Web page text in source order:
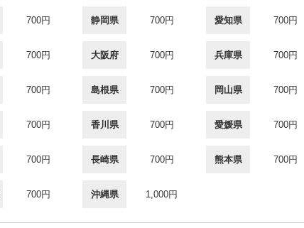
700円 静岡県 700円 愛知県 700円
700円 大阪府 700円 兵庫県 700円
700円 島根県 700円 岡山県 700円
700円 香川県 700円 愛媛県 700円
700円 長崎県 700円 熊本県 700円
700円 沖縄県 1,000円